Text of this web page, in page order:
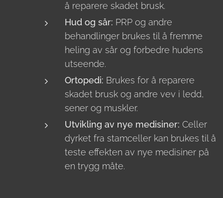
å reparere skadet brusk.
Hud og sår: PRP og andre
behandlinger brukes til å fremme
heling av sår og forbedre hudens
utseende.
Ortopedi: Brukes for å reparere
skadet brusk og andre vev i ledd,
sener og muskler.
Utvikling av nye medisiner: Celler
dyrket fra stamceller kan brukes til å
teste effekten av nye medisiner på
en trygg måte.